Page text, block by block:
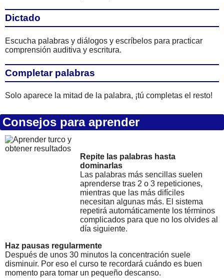
Dictado
Escucha palabras y diálogos y escríbelos para practicar
comprensión auditiva y escritura.
Completar palabras
Solo aparece la mitad de la palabra, ¡tú completas el resto!
Consejos para aprender
Repite las palabras hasta
dominarlas
Las palabras más sencillas suelen
aprenderse tras 2 o 3 repeticiones,
mientras que las más difíciles
necesitan algunas más. El sistema
repetirá automáticamente los términos
complicados para que no los olvides al
día siguiente.
Haz pausas regularmente
Después de unos 30 minutos la concentración suele
disminuir. Por eso el curso te recordará cuándo es buen
momento para tomar un pequeño descanso.